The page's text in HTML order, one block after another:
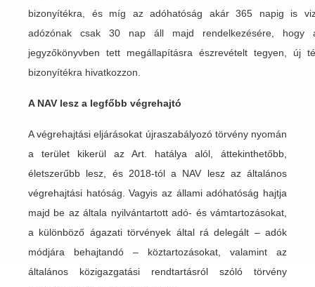
bizonyítékra, és míg az adóhatóság akár 365 napig is
adózónak csak 30 nap áll majd rendelkezésére, hogy
jegyzőkönyvben tett megállapításra észrevételt tegyen, új
bizonyítékra hivatkozzon.
A NAV lesz a legfőbb végrehajtó
A végrehajtási eljárásokat újraszabályozó törvény nyomán
a terület kikerül az Art. hatálya alól, áttekinthetőbb,
életszerűbb lesz, és 2018-tól a NAV lesz az általános
végrehajtási hatóság. Vagyis az állami adóhatóság hajtja
majd be az általa nyilvántartott adó- és vámtartozásokat,
a különböző ágazati törvények által rá delegált – adók
módjára behajtandó – köztartozásokat, valamint az
általános közigazgatási rendtartásról szóló törvény